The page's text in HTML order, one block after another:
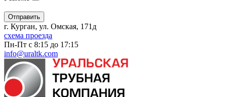
г. Курган, ул. Омская, 171д
схема проезда
Пн-Пт с 8:15 до 17:15
info@uraltk.com